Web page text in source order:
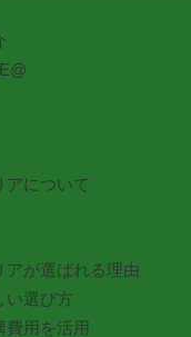
アについて
アが選ばれる理由
い選び方
用を活用